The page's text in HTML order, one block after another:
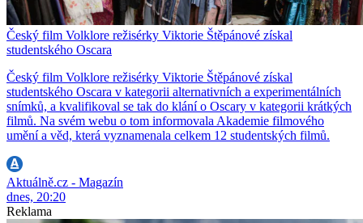
Český film Volklore režisérky Viktorie Štěpánové získal
studentského Oscara
Český film Volklore režisérky Viktorie Štěpánové získal
studentského Oscara v kategorii alternativních a experimentálních
snímků, a kvalifikoval se tak do klání o Oscary v kategorii krátkých
filmů. Na svém webu o tom informovala Akademie filmového
umění a věd, která vyznamenala celkem 12 studentských filmů.
Aktuálně.cz - Magazín
dnes, 20:20
Reklama